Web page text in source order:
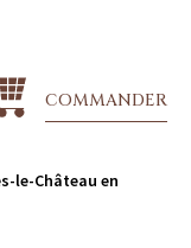
COMMANDER
le-Château en